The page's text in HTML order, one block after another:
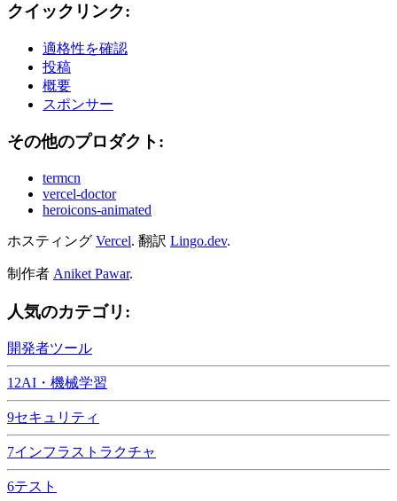
クイックリンク:
適格性を確認
投稿
概要
スポンサー
その他のプロダクト:
termcn
vercel-doctor
heroicons-animated
ホスティング Vercel. 翻訳 Lingo.dev.
制作者 Aniket Pawar.
人気のカテゴリ:
開発者ツール
12AI・機械学習
9セキュリティ
7インフラストラクチャ
6テスト